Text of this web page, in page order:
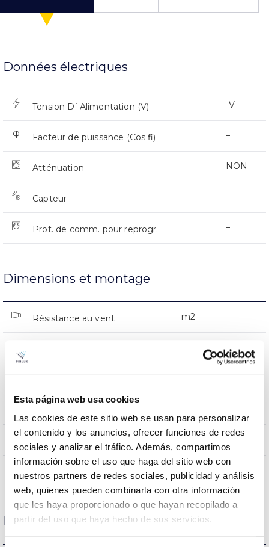
Esta página web usa cookies
Las cookies de este sitio web se usan para personalizar
el contenido y los anuncios, ofrecer funciones de redes
sociales y analizar el tráfico. Además, compartimos
información sobre el uso que haga del sitio web con
nuestros partners de redes sociales, publicidad y análisis
web, quienes pueden combinarla con otra información
que les haya proporcionado o que hayan recopilado a
partir del uso que haya hecho de sus servicios.
Données électriques
Tension D`Alimentation (V) -V
Facteur de puissance (Cos fi) –
Atténuation NON
Capteur –
Prot. de comm. pour reprogr. –
Dimensions et montage
Résistance au vent -m2
178x178x50mm
Unité de coupe de bande –
Empalmable NON
Données optiques